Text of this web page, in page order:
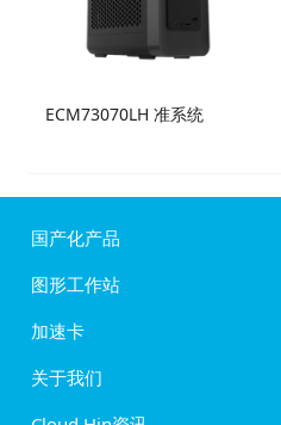
ECM73070LH 准系统
国产化产品
图形工作站
加速卡
关于我们